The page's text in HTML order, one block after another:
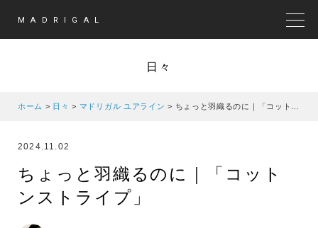
MADRIGAL
日々
ホーム > 日々 > マドリガル ユアライン > ちょっと羽織るのに｜「コットンストライプ」
2024.11.02
ちょっと羽織るのに｜「コット
ンストライプ」